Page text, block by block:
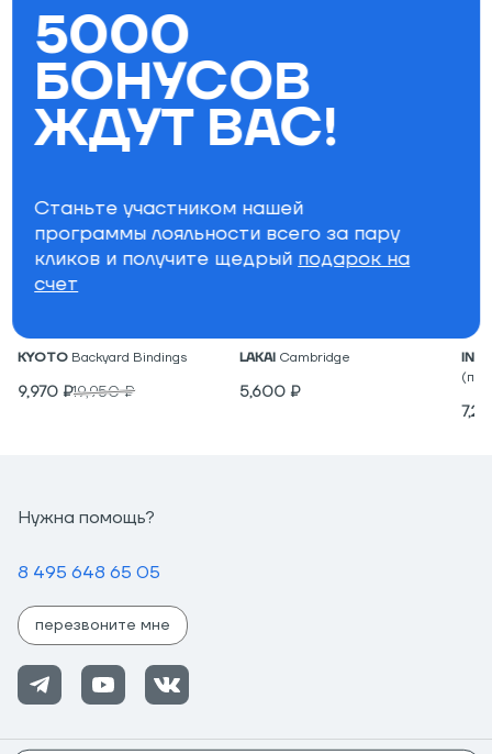
Бестселлеры
Крепления для вейкборда
KYOTO Backyard Bindings
9,970 ₽19,950₽
LAKAI Cambridge
5,600 ₽
5000
БОНУСОВ
ЖДУТ ВАС!
Станьте участником нашей
программы лояльности всего за пару
кликов и получите щедрый подарок на
счет
Нужна помощь?
8 495 648 65 05
перезвоните мне